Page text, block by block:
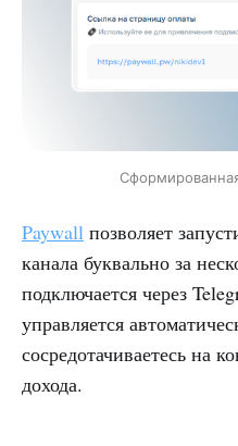
Paywall позволяет
канала буквально за
подключается через
управляется
сосредотачиваетесь на
дохода.